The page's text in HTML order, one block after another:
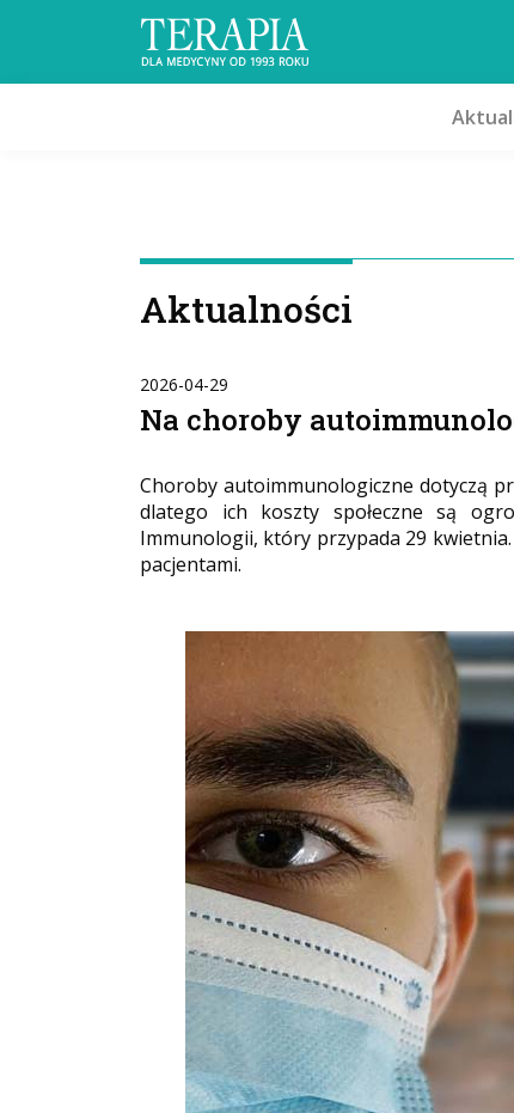
Aktualności
2026-04-29
Na choroby
Choroby autoimmunologiczne dotyczą
dlatego ich koszty społeczne są
Immunologii, który przypada 29
pacjentami.